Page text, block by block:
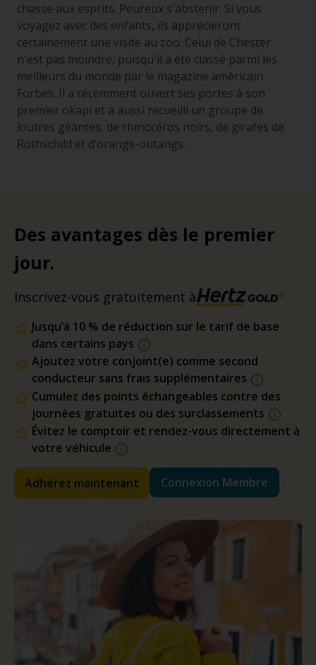
chasse aux esprits. Peureux s'abstenir. Si vous
voyagez avec des enfants, ils apprécieront
certainement une visite au zoo. Celui de Chester
n'est pas moindre, puisqu'il a été classé parmi les
meilleurs du monde par le magazine américain
Forbes. Il a récemment ouvert ses portes à son
premier okapi et a aussi recueilli un groupe de
loutres géantes, de rhinocéros noirs, de girafes de
Rothschild et d’orangs-outangs.
Des avantages dès le premier
jour.
Inscrivez-vous gratuitement à
Jusqu’à 10 % de réduction sur le tarif de base
dans certains pays
Ajoutez votre conjoint(e) comme second
conducteur sans frais supplémentaires
Cumulez des points échangeables contre des
journées gratuites ou des surclassements
Évitez le comptoir et rendez-vous directement à
votre véhicule
Adhérez maintenant Connexion Membre